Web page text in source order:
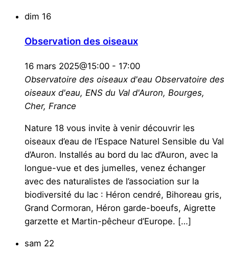
dim 16
Observation des oiseaux
16 mars 2025@15:00 - 17:00
Observatoire des oiseaux d'eau Observatoire des
oiseaux d'eau, ENS du Val d'Auron, Bourges,
Cher, France
Nature 18 vous invite à venir découvrir les
oiseaux d’eau de l’Espace Naturel Sensible du Val
d’Auron. Installés au bord du lac d’Auron, avec la
longue-vue et des jumelles, venez échanger
avec des naturalistes de l’association sur la
biodiversité du lac : Héron cendré, Bihoreau gris,
Grand Cormoran, Héron garde-boeufs, Aigrette
garzette et Martin-pêcheur d’Europe. […]
sam 22